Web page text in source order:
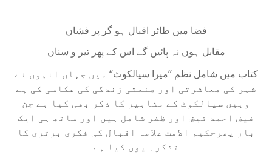
فضا میں طائر اقبال ہو گر پر فشاں
مقابل ہوں نہ پائیں گے اس کے پھر تیر و سناں
کتاب میں شامل نظم ’’میرا سیالکوٹ‘‘ میں جہاں انہوں نے
شہر کی معاشرتی اور صنعتی زندگی کی عکاسی کی ہے
وہیں سیالکوٹ کے مشاہیر کا ذکر بھی کیا ہے جن
فیض احمد فیض اور ظفر شامل ہیں اور ساتھ ہی ایک
بار پھرحکیم الامت علامہ اقبال کی فکری برتری کا
تذکرہ یوں کیا ہے